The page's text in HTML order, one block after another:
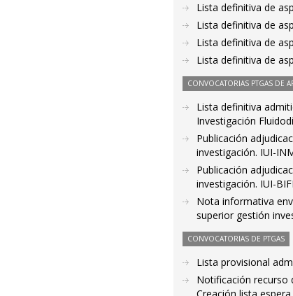
Lista definitiva de
Lista definitiva de
Lista definitiva de
Lista definitiva de
CONVOCATORIAS PTGAS DE
Lista definitiva
Investigación
Publicación
investigación. IUI-
Publicación
investigación. IUI-
Nota informativa
superior gestión
CONVOCATORIAS DE PTGAS
Lista provisional
Notificación recurso